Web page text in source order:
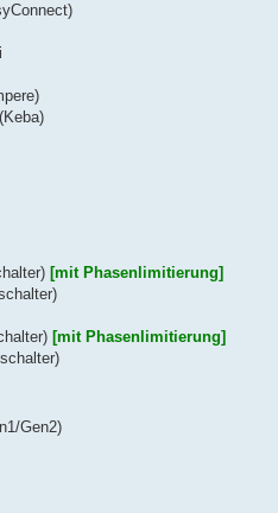
[mit Phasenlimitierung]
[mit Phasenlimitierung]
Gen2)